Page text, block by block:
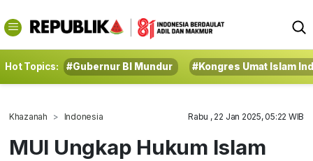
Hot Topics: #Gubernur BI Mundur #Kongres Umat Islam
Khazanah Indonesia Rabu , 22 Jan 2025, 05:22 WIB
MUI Ungkap Hukum Islam